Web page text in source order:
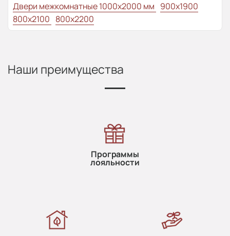
Двери межкомнатные 1000х2000 мм 900x1900
800x2100 800x2200
Наши преимущества
Программы
лояльности